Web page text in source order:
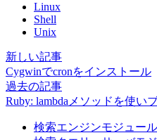
Linux
Shell
Unix
新しい記事
Cygwinでcronをインストール
過去の記事
Ruby: lambdaメソッドを使い
検索エンジンモジュー